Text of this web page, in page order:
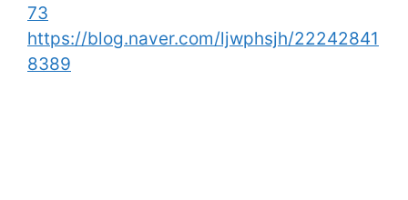
73
https://blog.naver.com/ljwphsjh/22242841
8389